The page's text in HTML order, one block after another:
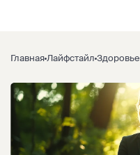
ГлавнаяЛайфстайл Здоровье